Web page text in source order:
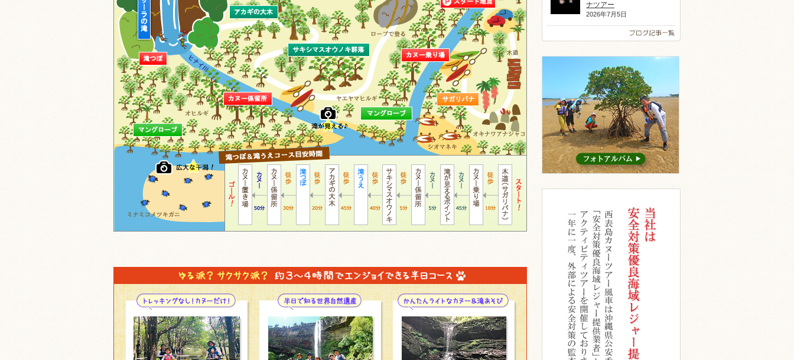
ナツアー
2026年7月5日